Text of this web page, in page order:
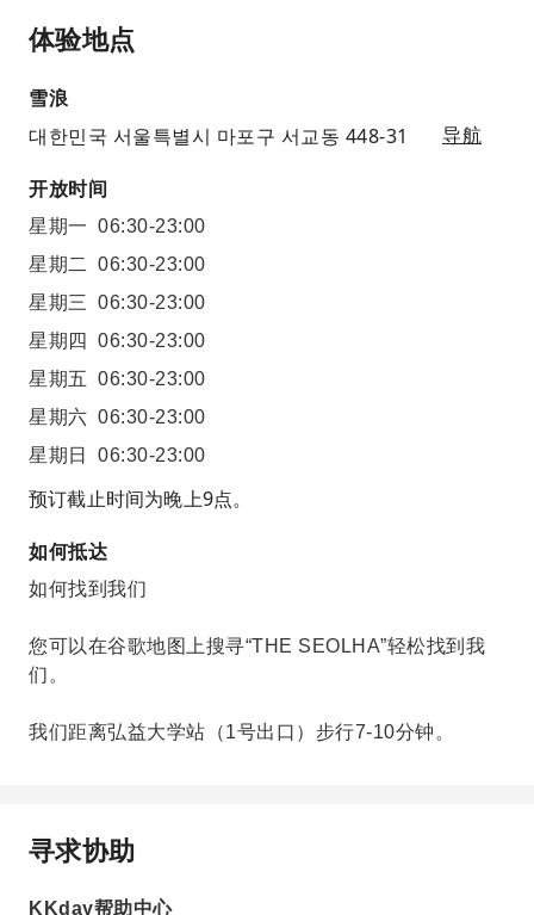
体验地点
雪浪
대한민국 서울특별시 마포구 서교동 448-31
导航
开放时间
星期一 06:30-23:00
星期二
06:30-23:00
星期三 06:30-23:00
星期四
06:30-23:00
星期五 06:30-23:00
星期六 06:30-23:00
星期日
06:30-23:00
预订截止时间为晚上9点。
如何抵达
如何找到我们
您可以在谷歌地图上搜寻“THE SEOLHA”轻松找到我
们。
我们距离弘益大学站（1号出口）步行7-10分钟。
寻求协助
KKday帮助中心